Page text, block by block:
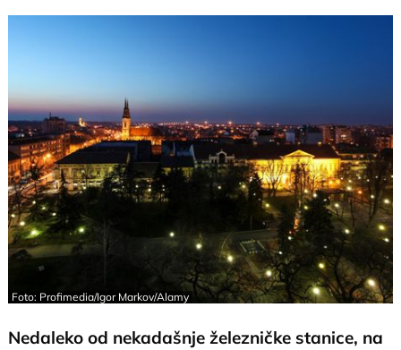
Foto: Profimedia/Igor Markov/Alamy
Nedaleko od nekadašnje železničke stanice, na